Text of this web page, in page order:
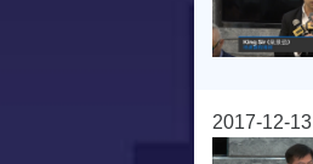
2017-12-13